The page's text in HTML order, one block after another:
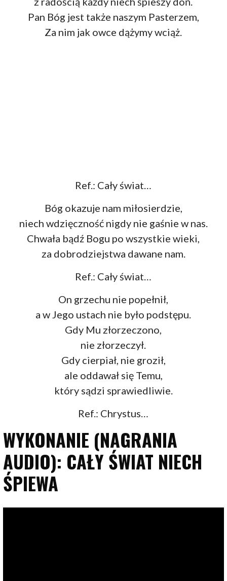
Pan Bóg jest także naszym Pasterzem,
Za nim jak owce dążymy wciąż.
Ref.: Cały świat…
Bóg okazuje nam miłosierdzie,
niech wdzięczność nigdy nie gaśnie w nas.
Chwała bądź Bogu po wszystkie wieki,
za dobrodziejstwa dawane nam.
Ref.: Cały świat…
On grzechu nie popełnił,
a w Jego ustach nie było podstępu.
Gdy Mu złorzeczono,
nie złorzeczył.
Gdy cierpiał, nie groził,
ale oddawał się Temu,
który sądzi sprawiedliwie.
Ref.: Chrystus…
WYKONANIE (NAGRANIA
AUDIO): CAŁY ŚWIAT NIECH
ŚPIEWA